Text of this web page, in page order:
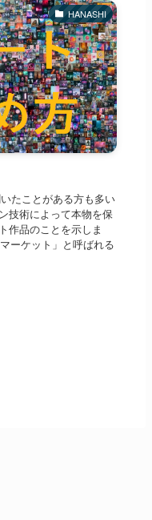
HANASHI
たことがある方も多い
技術によって本物を保
作品のことを示しま
ーケット」と呼ばれる